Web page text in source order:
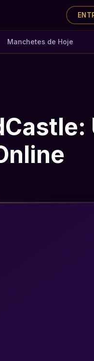
Manchetes de Hoje